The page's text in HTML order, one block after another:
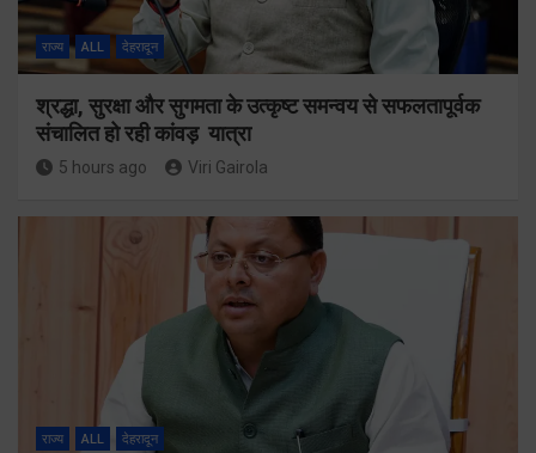
राज्य ALL देहरादून
श्रद्धा, सुरक्षा और सुगमता के उत्कृष्ट समन्वय से सफलतापूर्वक
संचालित हो रही कांवड़ यात्रा
5 hours ago Viri Gairola
राज्य ALL देहरादून